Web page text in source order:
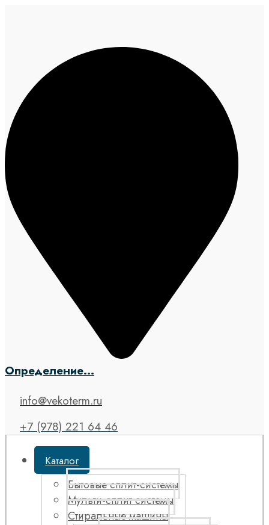
Определение...
info@vekoterm.ru
+7 (978) 221 64 46
Каталог
Бытовые сплит-системы
Мульти-сплит системы
Стиральные машины